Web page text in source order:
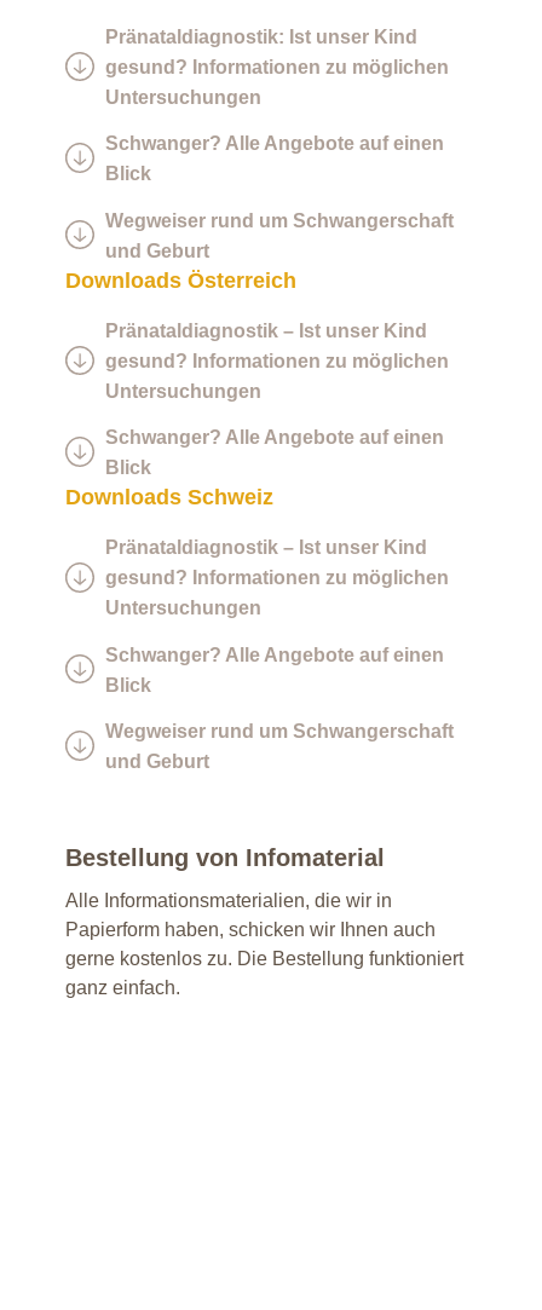
Pränataldiagnostik: Ist unser Kind
gesund? Informationen zu möglichen
Untersuchungen
Schwanger? Alle Angebote auf einen
Blick
Wegweiser rund um Schwangerschaft
und Geburt
Downloads Österreich
Pränataldiagnostik – Ist unser Kind
gesund? Informationen zu möglichen
Untersuchungen
Schwanger? Alle Angebote auf einen
Blick
Downloads Schweiz
Pränataldiagnostik – Ist unser Kind
gesund? Informationen zu möglichen
Untersuchungen
Schwanger? Alle Angebote auf einen
Blick
Wegweiser rund um Schwangerschaft
und Geburt
Bestellung von Infomaterial
Alle Informationsmaterialien, die wir in
Papierform haben, schicken wir Ihnen auch
gerne kostenlos zu. Die Bestellung funktioniert
ganz einfach.